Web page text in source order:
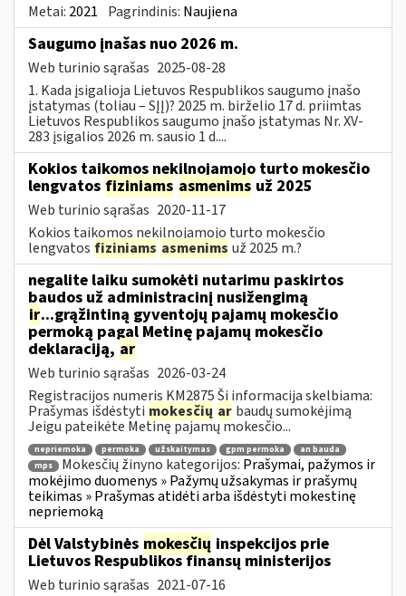
Metai: 2021 Pagrindinis: Naujiena
Saugumo įnašas nuo 2026 m.
Web turinio sąrašas 2025-08-28
1. Kada įsigalioja Lietuvos Respublikos saugumo įnašo
įstatymas (toliau – SĮĮ)? 2025 m. birželio 17 d. priimtas
Lietuvos Respublikos saugumo įnašo įstatymas Nr. XV-
283 įsigalios 2026 m. sausio 1 d....
Kokios taikomos nekilnojamojo turto mokesčio
lengvatos fiziniams asmenims už 2025
Web turinio sąrašas 2020-11-17
Kokios taikomos nekilnojamojo turto mokesčio
lengvatos fiziniams asmenims už 2025 m.?
negalite laiku sumokėti nutarimu paskirtos
baudos už administracinį nusižengimą
ir...grąžintiną gyventojų pajamų mokesčio
permoką pagal Metinę pajamų mokesčio
deklaraciją, ar
Web turinio sąrašas 2026-03-24
Registracijos numeris KM2875 Ši informacija skelbiama:
Prašymas išdėstyti mokesčių ar baudų sumokėjimą
Jeigu pateikėte Metinę pajamų mokesčio...
nepriemoka permoka užskaitymas gpm permoka
an bauda
mps
Mokesčių žinyno kategorijos: Prašymai, pažymos ir
mokėjimo duomenys » Pažymų užsakymas ir prašymų
teikimas » Prašymas atidėti arba išdėstyti mokestinę
nepriemoką
Dėl Valstybinės mokesčių inspekcijos prie
Lietuvos Respublikos finansų ministerijos
Web turinio sąrašas 2021-07-16